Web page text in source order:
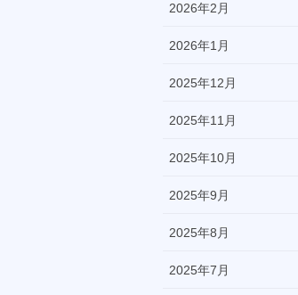
2026年2月
2026年1月
2025年12月
2025年11月
2025年10月
2025年9月
2025年8月
2025年7月